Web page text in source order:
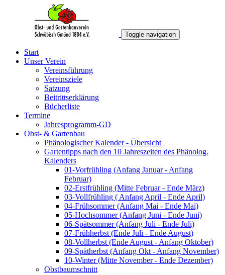
Toggle navigation
Start
Unser Verein
Vereinsführung
Vereinsziele
Satzung
Beitrittserklärung
Bücherliste
Termine
Jahresprogramm-GD
Obst- & Gartenbau
Phänologischer Kalender - Übersicht
Gartentipps nach den 10 Jahreszeiten des Phänolog.
Kalenders
01-Vorfrühling (Anfang Januar - Anfang
Februar)
02-Erstfrühling (Mitte Februar - Ende März)
03-Vollfrühling ( Anfang April - Ende April)
04-Frühsommer (Anfang Mai - Ende Mai)
05-Hochsommer (Anfang Juni - Ende Juni)
06-Spätsommer (Anfang Juli - Ende Juli)
07-Frühherbst (Ende Juli - Ende August)
08-Vollherbst (Ende August - Anfang Oktober)
09-Spätherbst (Anfang Okt - Anfang November)
10-Winter (Mitte November - Ende Dezember)
Obstbaumschnitt